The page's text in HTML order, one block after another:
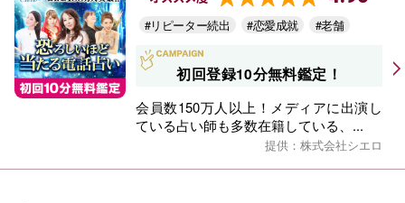
#リピーター続出 #恋愛成就 #老舗
初回登録10分無料鑑定！
会員数150万人以上！メディアに出演し
ている占い師も多数在籍している、...
提供：株式会社シエロ